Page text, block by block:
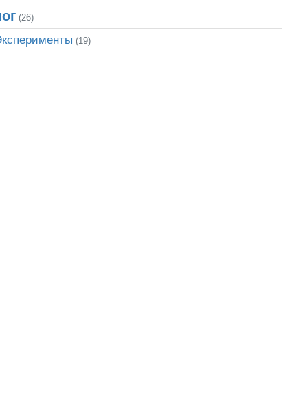
(26)
(19)